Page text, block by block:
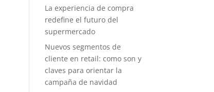
La experiencia de compra
redefine el futuro del
supermercado
Nuevos segmentos de
cliente en retail: como son y
claves para orientar la
campaña de navidad